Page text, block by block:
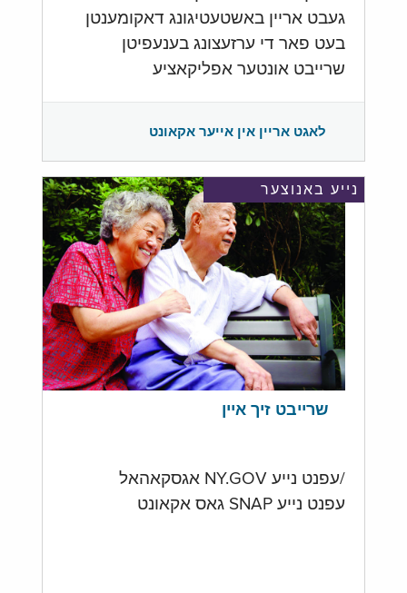
געבט אריין באשטעטיגונג דאקומענטן
בעט פאר די ערזעצונג בענעפיטן
שרייבט אונטער אפליקאציע
לאגט אריין אין אייער אקאונט
נייע באנוצער
שרייבט זיך איין
/עפנט נייע NY.GOV אגסקאהאל
עפנט נייע SNAP גאס אקאונט